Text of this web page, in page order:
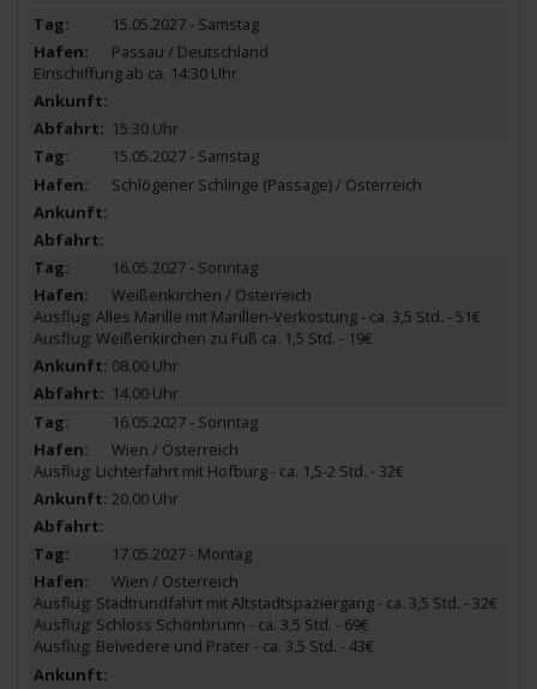
15.05.2027 - Samstag
Passau / Deutschland
Einschiffung ab ca. 14:30 Uhr
15.30 Uhr
15.05.2027 - Samstag
Schlögener Schlinge (Passage) / Österreich
16.05.2027 - Sonntag
Weißenkirchen / Österreich
Ausflug: Alles Marille mit Marillen-Verkostung - ca. 3,5 Std. - 51€
Ausflug: Weißenkirchen zu Fuß ca. 1,5 Std. - 19€
08.00 Uhr
14.00 Uhr
16.05.2027 - Sonntag
Wien / Österreich
Ausflug: Lichterfahrt mit Hofburg - ca. 1,5-2 Std. - 32€
20.00 Uhr
17.05.2027 - Montag
Wien / Österreich
Ausflug: Stadtrundfahrt mit Altstadtspaziergang - ca. 3,5 Std. - 32€
Ausflug: Schloss Schönbrunn - ca. 3,5 Std. - 69€
Ausflug: Belvedere und Prater - ca. 3,5 Std. - 43€